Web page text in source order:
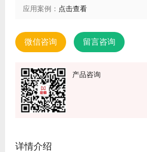
应用案例： 点击查看
微信咨询 留言咨询
产品咨询
详情介绍